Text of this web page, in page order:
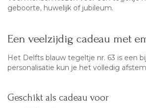
geboorte, huwelijk of jubileum.
Een veelzijdig cadeau met
Het Delfts blauw tegeltje nr. 63 is een
personalisatie kun je het volledig
Geschikt als cadeau voor